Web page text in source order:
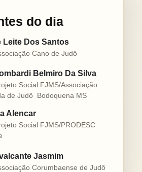
do dia
Leite Dos Santos
Cano de Judô
Belmiro Da Silva
Social FJMS/Associação
de Judô  Bodoquena MS
Alencar
Social FJMS/PRODESC
Jasmim
Corumbaense de Judô